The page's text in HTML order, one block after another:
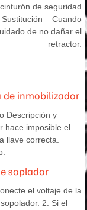
de seguridad
Sustitución Cuando
de no dañar el
retractor.
de inmobilizador
Descripción y
hace imposible el
llave correcta.
soplador
el voltaje de la
2. Si el